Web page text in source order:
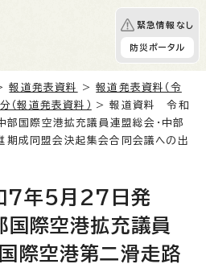
緊急情報なし
防災ポータル
報道発表資料 >報道発表資料（令
（報道発表資料）
> 報道資料 令和
国際空港拡充議員連盟総会・中部
期成同盟会決起集会合同会議への出
7年5月27日発
国際空港拡充議員
際空港第二滑走路